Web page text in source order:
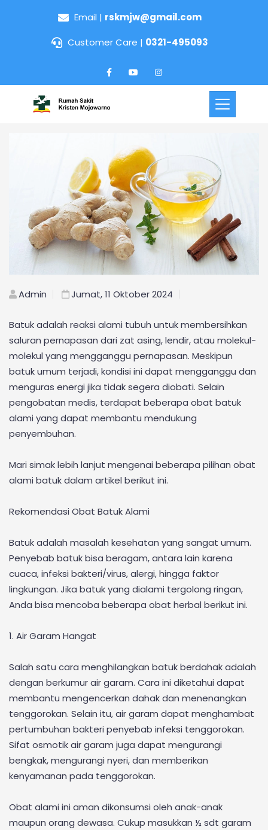
Email | rskmjw@gmail.com
Customer Care | 0321-495093
Admin Jumat, 11 Oktober 2024
Batuk adalah reaksi alami tubuh untuk membersihkan
saluran pernapasan dari zat asing, lendir, atau molekul-
molekul yang mengganggu pernapasan. Meskipun
batuk umum terjadi, kondisi ini dapat mengganggu dan
menguras energi jika tidak segera diobati. Selain
pengobatan medis, terdapat beberapa obat batuk
alami yang dapat membantu mendukung
penyembuhan.
Mari simak lebih lanjut mengenai beberapa pilihan obat
alami batuk dalam artikel berikut ini.
Rekomendasi Obat Batuk Alami
Batuk adalah masalah kesehatan yang sangat umum.
Penyebab batuk bisa beragam, antara lain karena
cuaca, infeksi bakteri/virus, alergi, hingga faktor
lingkungan. Jika batuk yang dialami tergolong ringan,
Anda bisa mencoba beberapa obat herbal berikut ini.
1. Air Garam Hangat
Salah satu cara menghilangkan batuk berdahak adalah
dengan berkumur air garam. Cara ini diketahui dapat
membantu mengencerkan dahak dan menenangkan
tenggorokan. Selain itu, air garam dapat menghambat
pertumbuhan bakteri penyebab infeksi tenggorokan.
Sifat osmotik air garam juga dapat mengurangi
bengkak, mengurangi nyeri, dan memberikan
kenyamanan pada tenggorokan.
Obat alami ini aman dikonsumsi oleh anak-anak
maupun orang dewasa. Cukup masukkan ½ sdt garam